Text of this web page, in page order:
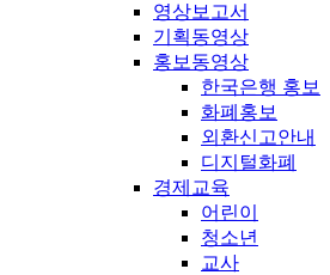
영상보고서
기획동영상
홍보동영상
한국은행 홍보
화폐홍보
외환신고안내
디지털화폐
경제교육
어린이
청소년
교사